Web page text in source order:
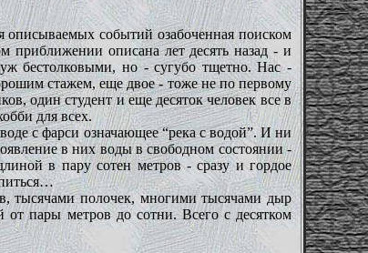
описываемых событий озабоченная поиском
приближении описана лет десять назад - и
бестолковыми, но - сугубо тщетно. Нас -
стажем, еще двое - тоже не по первому
один студент и еще десяток человек все в
для всех.
с фарси означающее “река с водой”. И ни
в них воды в свободном состоянии -
в пару сотен метров - сразу и гордое
тысячами полочек, многими тысячами дыр
пары метров до сотни. Всего с десятком